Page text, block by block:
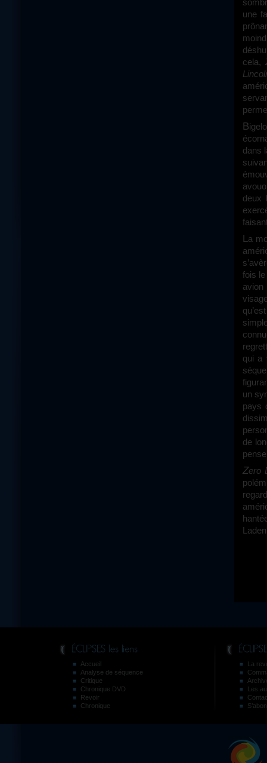
une
cela,
Bigelow, comme Spielberg pour son nouveau film, a donc tourné un film
dans
deux
La mort de Ben Laden équivaut alors à une fin paradoxale, à la fois victoire
fois
avion
qui a
un
pays
de
Accueil
Analyse de séquence
Critique
Chronique DVD
Revoir
Chronique
La
Les